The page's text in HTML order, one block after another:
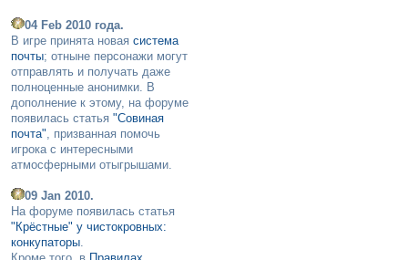
04 Feb 2010 года.
В игре принята новая система
почты; отныне персонажи могут
отправлять и получать даже
полноценные анонимки. В
дополнение к этому, на форуме
появилась статья "Совиная
почта", призванная помочь
игрока с интересными
атмосферными отыгрышами.
09 Jan 2010.
На форуме появилась статья
"Крёстные" у чистокровных:
конкупаторы.